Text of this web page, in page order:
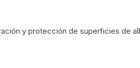
y protección de superficies de